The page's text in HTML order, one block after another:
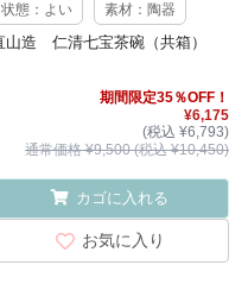
状態：よい 素材：陶器
山造 仁清七宝茶碗（共箱）
期間限定35％OFF！
¥6,175
(税込 ¥6,793)
通常価格 ¥9,500 (税込 ¥10,450)
カゴに入れる
お気に入り